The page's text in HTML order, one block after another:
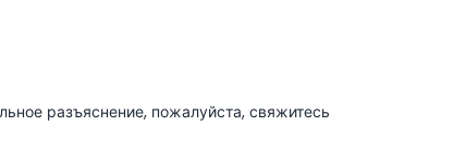
разъяснение, пожалуйста, свяжитесь